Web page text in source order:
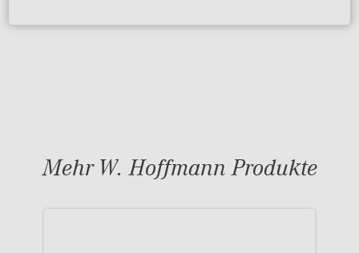
Mehr W. Hoffmann Produkte